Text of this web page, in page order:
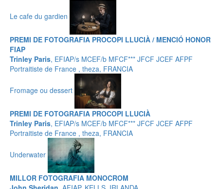
Le cafe du gardien
PREMI DE FOTOGRAFIA PROCOPI LLUCIÀ / MENCIÓ HONOR
FIAP
Trinley Paris, EFIAP/s MCEF/b MFCF*** JFCF JCEF AFPF
Portraitiste de France , theza, FRANCIA
Fromage ou dessert
PREMI DE FOTOGRAFIA PROCOPI LLUCIÀ
Trinley Paris, EFIAP/s MCEF/b MFCF*** JFCF JCEF AFPF
Portraitiste de France , theza, FRANCIA
Underwater
MILLOR FOTOGRAFIA MONOCROM